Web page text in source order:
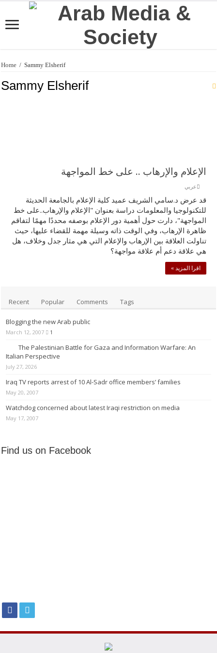
Home / Sammy Elsherif
Sammy Elsherif
الإعلام والإرهاب .. على خط المواجهة
عربي
قد عرض د.سامي الشريف عميد كلية الإعلام بالجامعة الحديثة
للتكنولوجيا والمعلومات دراسة بعنوان "الإعلام والإرهاب..على خط
المواجهة"، دارت حول أهمية دور الإعلام بوصفه محددًا مهمًا لتفاقم
ظاهرة الإرهاب، وفي الوقت ذاته وسيلة مهمة للقضاء عليها، حيث
تناولت العلاقة بين الإرهاب والإعلام التي هي مثار جدل وخلاف، هل
هي علاقة دعم أم علاقة مواجهة؟
اقرا المزيد »
Recent Popular Comments Tags
Blogging the new Arab public
March 12, 2007 1
The Palestinian Battle for Gaza and Information Warfare: An
Italian Perspective
July 27, 2026
Iraq TV reports arrest of 10 Al-Sadr office members’ families
May 20, 2007
Watchdog concerned about latest Iraqi restriction on media
May 17, 2007
Find us on Facebook